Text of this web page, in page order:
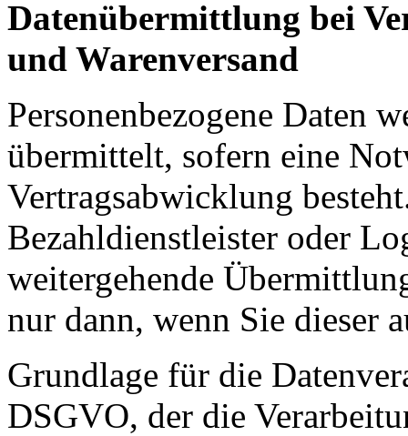
Datenübermittlung bei
und Warenversand
Personenbezogene Daten
übermittelt, sofern eine
Vertragsabwicklung
Bezahldienstleister oder
weitergehende
nur dann, wenn Sie dieser
Grundlage für die
DSGVO, der die